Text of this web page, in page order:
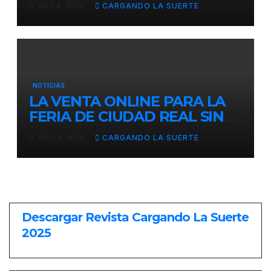
AÑOS EN LAS DOS GRANDES
CITAS DEL ABONO
CARGANDO LA SUERTE
NOTICIAS
LA VENTA ONLINE PARA LA
FERIA DE CIUDAD REAL SIN
GASTOS DE GESTION HASTA
EL DOMINGO
CARGANDO LA SUERTE
Descargar Revista Cargando La Suerte
2025